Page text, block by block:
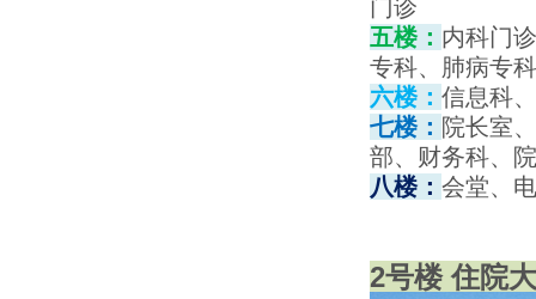
门诊
五楼： 内科门
专科、肺病专
六楼： 信息科
七楼： 院长室
部、财务科、
八楼： 会堂、
2号楼 住院